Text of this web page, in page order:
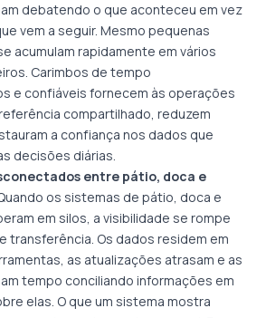
debatendo o que aconteceu em vez
vem a seguir. Mesmo pequenas
acumulam rapidamente em vários
Carimbos de tempo
e confiáveis fornecem às operações
compartilhado, reduzem
a confiança nos dados que
decisões diárias.
entre pátio, doca e
os sistemas de pátio, doca e
em silos, a visibilidade se rompe
transferência. Os dados residem em
as atualizações atrasam e as
tempo conciliando informações em
elas. O que um sistema mostra